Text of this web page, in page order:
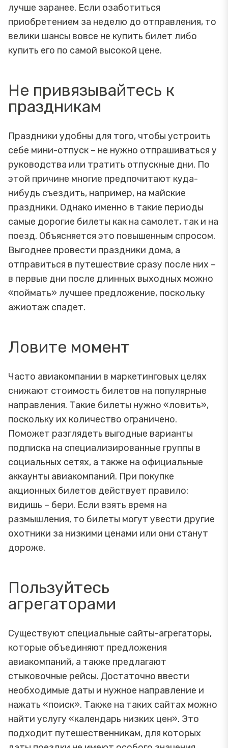
лучше заранее. Если озаботиться
приобретением за неделю до отправления, то
велики шансы вовсе не купить билет либо
купить его по самой высокой цене.
Не привязывайтесь к
праздникам
Праздники удобны для того, чтобы устроить
себе мини-отпуск – не нужно отпрашиваться у
руководства или тратить отпускные дни. По
этой причине многие предпочитают куда-
нибудь съездить, например, на майские
праздники. Однако именно в такие периоды
самые дорогие билеты как на самолет, так и на
поезд. Объясняется это повышенным спросом.
Выгоднее провести праздники дома, а
отправиться в путешествие сразу после них –
в первые дни после длинных выходных можно
«поймать» лучшее предложение, поскольку
ажиотаж спадет.
Ловите момент
Часто авиакомпании в маркетинговых целях
снижают стоимость билетов на популярные
направления. Такие билеты нужно «ловить»,
поскольку их количество ограничено.
Поможет разглядеть выгодные варианты
подписка на специализированные группы в
социальных сетях, а также на официальные
аккаунты авиакомпаний. При покупке
акционных билетов действует правило:
видишь – бери. Если взять время на
размышления, то билеты могут увести другие
охотники за низкими ценами или они станут
дороже.
Пользуйтесь
агрегаторами
Существуют специальные сайты-агрегаторы,
которые объединяют предложения
авиакомпаний, а также предлагают
стыковочные рейсы. Достаточно ввести
необходимые даты и нужное направление и
нажать «поиск». Также на таких сайтах можно
найти услугу «календарь низких цен». Это
подходит путешественникам, для которых